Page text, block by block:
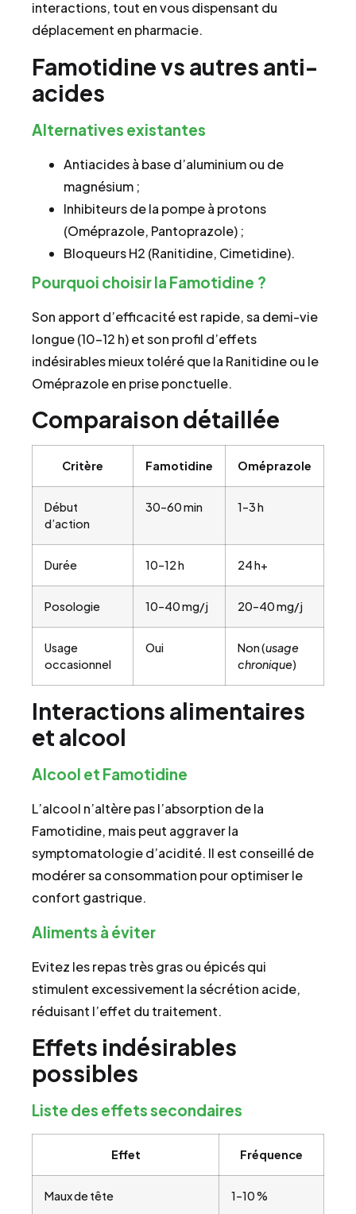
interactions, tout en vous dispensant du
déplacement en pharmacie.
Famotidine vs autres anti-
acides
Alternatives existantes
Antiacides à base d’aluminium ou de
magnésium ;
Inhibiteurs de la pompe à protons
(Oméprazole, Pantoprazole) ;
Bloqueurs H2 (Ranitidine, Cimetidine).
Pourquoi choisir la Famotidine ?
Son apport d’efficacité est rapide, sa demi-vie
longue (10–12 h) et son profil d’effets
indésirables mieux toléré que la Ranitidine ou le
Oméprazole en prise ponctuelle.
Comparaison détaillée
Critère Famotidine Oméprazole
Début
d’action
30–60 min 1–3 h
Durée 10–12 h 24 h+
Posologie 10–40 mg/j 20–40 mg/j
Usage
occasionnel
Oui Non (usage
chronique)
Interactions alimentaires
et alcool
Alcool et Famotidine
L’alcool n’altère pas l’absorption de la
Famotidine, mais peut aggraver la
symptomatologie d’acidité. Il est conseillé de
modérer sa consommation pour optimiser le
confort gastrique.
Aliments à éviter
Evitez les repas très gras ou épicés qui
stimulent excessivement la sécrétion acide,
réduisant l’effet du traitement.
Effets indésirables
possibles
Liste des effets secondaires
Effet Fréquence
Maux de tête 1–10 %